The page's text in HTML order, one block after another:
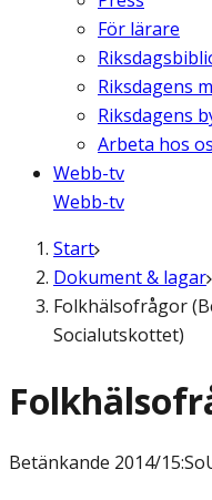
För lärare
Riksdagens
Riksdagens
Arbeta hos
Webb-tv
Webb-tv
Start
Dokument & lagar
Folkhälsofrågor
Socialutskottet)
Betänkande 2014/